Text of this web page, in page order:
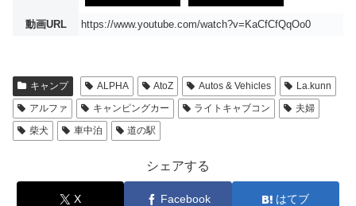
動画URL https://www.youtube.com/watch?v=KaCfCfQqOo0
キャンプ ALPHA AtoZ Autos & Vehicles
La.kunn
アルファ
キャンピングカー ライトキャブコン
夫婦
柴犬
車中泊 道の駅
シェアする
X Facebook はてブ